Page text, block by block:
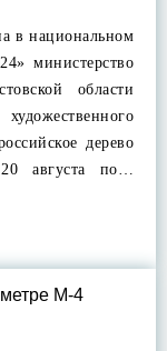
в национальном
министерство
области
дерево
августа по…
М-4